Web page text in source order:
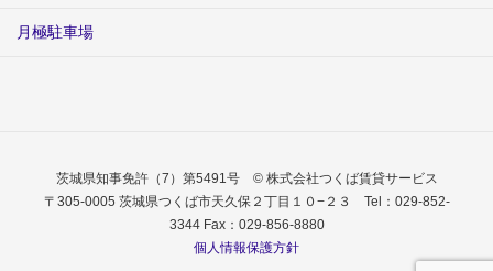
月極駐車場
茨城県知事免許（7）第5491号 © 株式会社つくば賃貸サービス
〒305-0005 茨城県つくば市天久保２丁目１０−２３ Tel：029-852-
3344 Fax：029-856-8880
個人情報保護方針